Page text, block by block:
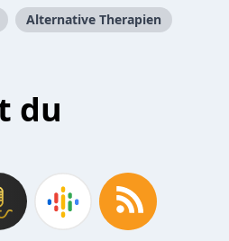
Alternative Therapien
du